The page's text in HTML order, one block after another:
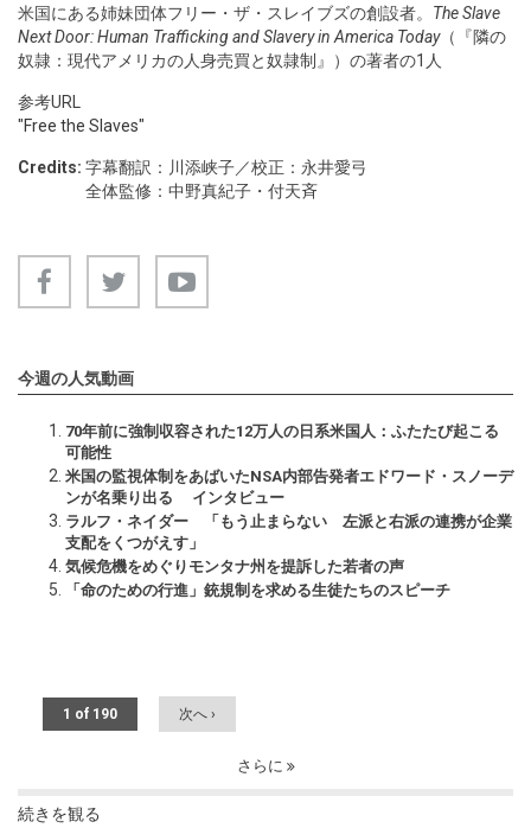
米国にある姉妹団体フリー・ザ・スレイブズの創設者。 The Slave
Next Door: Human Trafficking and Slavery in America Today（『隣の
奴隷：現代アメリカの人身売買と奴隷制』）の著者の1人
参考URL
"Free the Slaves"
Credits: 字幕翻訳：川添峡子／校正：永井愛弓
全体監修：中野真紀子・付天斉
今週の人気動画
70年前に強制収容された12万人の日系米国人：ふたたび起こる
可能性
米国の監視体制をあばいたNSA内部告発者エドワード・スノーデ
ンが名乗り出る インタビュー
ラルフ・ネイダー 「もう止まらない 左派と右派の連携が企業
支配をくつがえす」
気候危機をめぐりモンタナ州を提訴した若者の声
「命のための行進」銃規制を求める生徒たちのスピーチ
1 of 190 次へ ›
さらに
続きを観る